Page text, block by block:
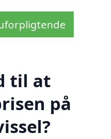
til at
på